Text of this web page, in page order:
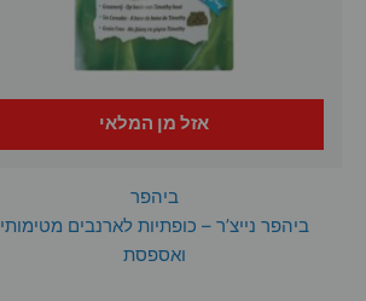
אזל מן המלאי
ביהפר
ביהפר נייצ’ר – כופתיות לארנבים מטימותי
ואספסת